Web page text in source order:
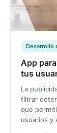
Desarrollo
App
tus
La
filtrar
que
usuarios y